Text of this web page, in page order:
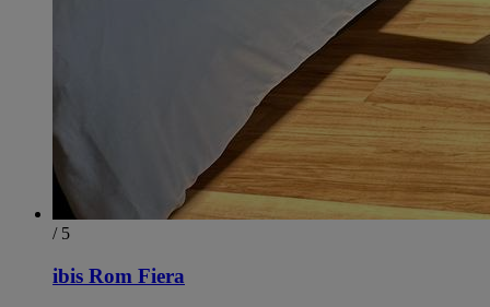
/ 5
ibis Rom Fiera